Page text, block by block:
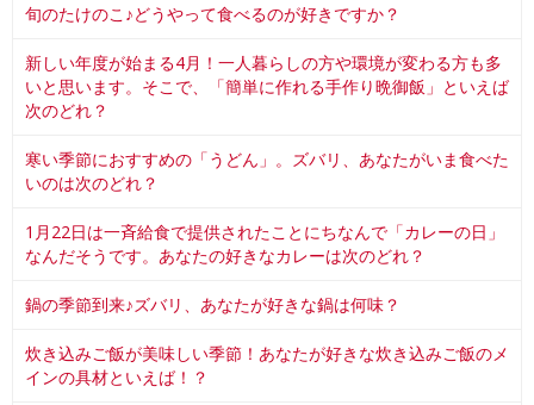
旬のたけのこ♪どうやって食べるのが好きですか？
新しい年度が始まる4月！一人暮らしの方や環境が変わる方も多
いと思います。そこで、「簡単に作れる手作り晩御飯」といえば
次のどれ？
寒い季節におすすめの「うどん」。ズバリ、あなたがいま食べた
いのは次のどれ？
1月22日は一斉給食で提供されたことにちなんで「カレーの日」
なんだそうです。あなたの好きなカレーは次のどれ？
鍋の季節到来♪ズバリ、あなたが好きな鍋は何味？
炊き込みご飯が美味しい季節！あなたが好きな炊き込みご飯のメ
インの具材といえば！？